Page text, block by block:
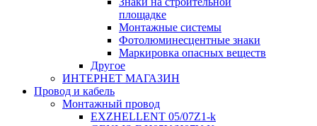
площадке
Монтажные системы
Фотолюминесцентные знаки
Маркировка опасных веществ
Другое
ИНТЕРНЕТ МАГАЗИН
Провод и кабель
Монтажный провод
EXZHELLENT 05/07Z1-k